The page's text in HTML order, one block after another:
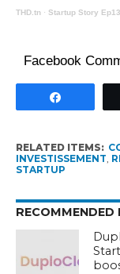
THD.tn· Startup Story
Facebook
RELATED ITEMS:
INVESTISSEMENT
STARTUP
RECOMMENDED